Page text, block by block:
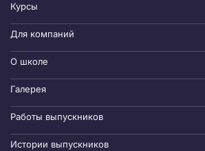
Курсы
Для компаний
О школе
Галерея
Работы выпускников
Истории выпускников